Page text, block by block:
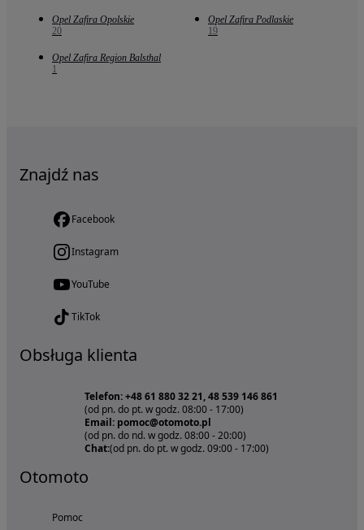
Opel Zafira Opolskie
20
Opel Zafira Podlaskie
19
Opel Zafira Region Balsthal
1
Znajdź nas
Facebook
Instagram
YouTube
TikTok
Obsługa klienta
Telefon: +48 61 880 32 21, 48 539 146 861
(od pn. do pt. w godz. 08:00 - 17:00)
Email: pomoc@otomoto.pl
(od pn. do nd. w godz. 08:00 - 20:00)
Chat:(od pn. do pt. w godz. 09:00 - 17:00)
Otomoto
Pomoc